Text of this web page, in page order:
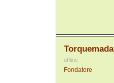
Torquemada
offline
Fondatore